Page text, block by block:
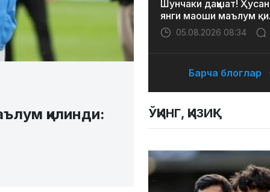
қилинди:
Шунчаки даҳшат!
янги маоши маълум
05.08.2026 08:34
Барча блоглар
ЎҚИНГ, ҚИЗИҚ!